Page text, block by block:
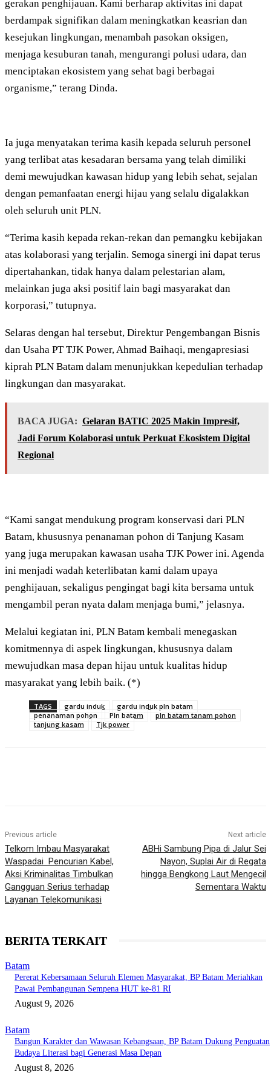
gerakan penghijauan. Kami berharap aktivitas ini dapat
berdampak signifikan dalam meningkatkan keasrian dan
kesejukan lingkungan, menambah pasokan oksigen,
menjaga kesuburan tanah, mengurangi polusi udara, dan
menciptakan ekosistem yang sehat bagi berbagai
organisme,” terang Dinda.
Ia juga menyatakan terima kasih kepada seluruh personel
yang terlibat atas kesadaran bersama yang telah dimiliki
demi mewujudkan kawasan hidup yang lebih sehat, sejalan
dengan pemanfaatan energi hijau yang selalu digalakkan
oleh seluruh unit PLN.
“Terima kasih kepada rekan-rekan dan pemangku kebijakan
atas kolaborasi yang terjalin. Semoga sinergi ini dapat terus
dipertahankan, tidak hanya dalam pelestarian alam,
melainkan juga aksi positif lain bagi masyarakat dan
korporasi,” tutupnya.
Selaras dengan hal tersebut, Direktur Pengembangan Bisnis
dan Usaha PT TJK Power, Ahmad Baihaqi, mengapresiasi
kiprah PLN Batam dalam menunjukkan kepedulian terhadap
lingkungan dan masyarakat.
BACA JUGA: Gelaran BATIC 2025 Makin Impresif,
Jadi Forum Kolaborasi untuk Perkuat Ekosistem Digital
Regional
“Kami sangat mendukung program konservasi dari PLN
Batam, khususnya penanaman pohon di Tanjung Kasam
yang juga merupakan kawasan usaha TJK Power ini. Agenda
ini menjadi wadah keterlibatan kami dalam upaya
penghijauan, sekaligus pengingat bagi kita bersama untuk
mengambil peran nyata dalam menjaga bumi,” jelasnya.
Melalui kegiatan ini, PLN Batam kembali menegaskan
komitmennya di aspek lingkungan, khususnya dalam
mewujudkan masa depan hijau untuk kualitas hidup
masyarakat yang lebih baik. (*)
TAGS gardu induk
gardu induk pln batam
penanaman pohon
Pln batam
pln batam tanam pohon
tanjung kasam
Tjk power
Previous article
Telkom Imbau Masyarakat
Waspadai Pencurian Kabel,
Aksi Kriminalitas Timbulkan
Gangguan Serius terhadap
Layanan Telekomunikasi
Next article
ABHi Sambung Pipa di Jalur Sei
Nayon, Suplai Air di Regata
hingga Bengkong Laut Mengecil
Sementara Waktu
BERITA TERKAIT
Batam
Pererat Kebersamaan Seluruh Elemen Masyarakat, BP Batam Meriahkan
Pawai Pembangunan Sempena HUT ke-81 RI
August 9, 2026
Batam
Bangun Karakter dan Wawasan Kebangsaan, BP Batam Dukung Penguatan
Budaya Literasi bagi Generasi Masa Depan
August 8, 2026